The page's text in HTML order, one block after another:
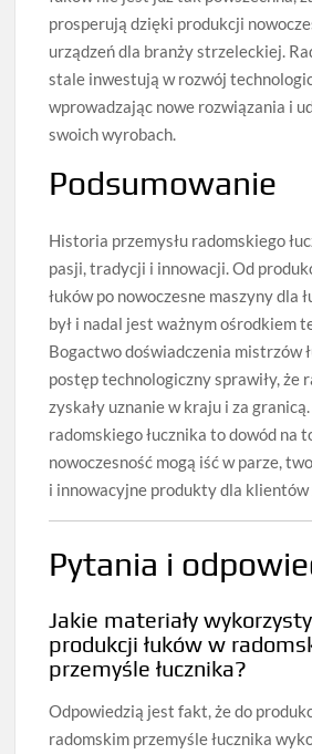
prosperują dzięki produkcji
urządzeń dla branży strzeleckiej.
stale inwestują w rozwój
wprowadzając nowe rozwiązania i
swoich wyrobach.
Podsumowanie
Historia przemysłu radomskiego
pasji, tradycji i innowacji. Od
łuków po nowoczesne maszyny dla
był i nadal jest ważnym ośrodkiem
Bogactwo doświadczenia mistrzów
postęp technologiczny sprawiły, że
zyskały uznanie w kraju i za
radomskiego łucznika to dowód na
nowoczesność mogą iść w parze,
i innowacyjne produkty dla klientów
Pytania i
Jakie materiały
produkcji łuków w
przemyśle łucznika?
Odpowiedzią jest fakt, że do
radomskim przemyśle łucznika